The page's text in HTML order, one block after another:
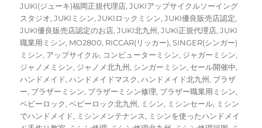
JUKI(ジューキ)福岡正規代理店,JUKIアップサイクルソーイング
スタジオ,JUKIミシン,JUKIロックミシン,JUKI優良販売店認定,
JUKI優良販売店認定のお店,JUKI北九州 ,JUKI正規代理店,JUKI
職業用ミシン, MO2800, RICCAR(リッカー),SINGER(シンガー)
ミシン, アップサイクル, コンピューターミシン, ジャガーミシン,
ジャノメミシン, ジャノメ北九州 , シンガーミシン, セール開催中,
ハンドメイド,ハンドメイドマスク,ハンドメイド北九州 , ブラザ
ー, ブラザーミシン, ブラザーミシン修理, ブラザー職業用ミシン,
ベビーロック,ベビーロック北九州 , ミシン, ミシンセール, ミシン
でハンドメイド, ミシンメンテナンス, ミシンを使ったハンドメイ